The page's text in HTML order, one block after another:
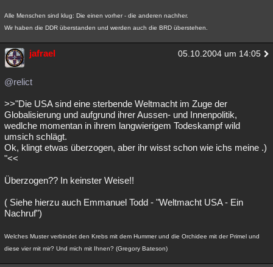
Alle Menschen sind klug: Die einen vorher - die anderen nachher.
Wir haben die DDR überstanden und werden auch die BRD überstehen.
jafrael 05.10.2004 um 14:05
@relict
>>"Die USA sind eine sterbende Weltmacht im Zuge der
Globalisierung und aufgrund ihrer Aussen- und Innenpolitik,
wedlche momentan in ihrem langwierigem Todeskampf wild
umsich schlägt.
Ok, klingt etwas überzogen, aber ihr wisst schon wie ichs meine .)
"<<
Überzogen?? In keinster Weise!!
( Siehe hierzu auch Emmanuel Todd - "Weltmacht USA - Ein
Nachruf")
Welches Muster verbindet den Krebs mit dem Hummer und die Orchidee mit der Primel und
diese vier mit mir? Und mich mit Ihnen? (Gregory Bateson)